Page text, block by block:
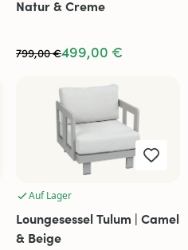
Natur & Creme
499,00 €
799,00 €
Auf Lager
Loungesessel Tulum | Camel
& Beige